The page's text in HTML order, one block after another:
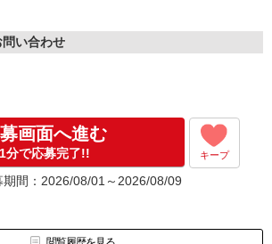
い合わせ
画面へ進む
1分で応募完了!! キープ
期間：2026/08/01～2026/08/09